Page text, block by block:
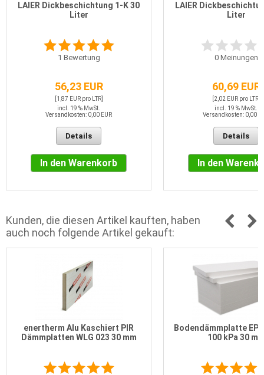
LAIER Dickbeschichtung 1-K 30
Liter
1 Bewertung
56,23 EUR
[1,87 EUR pro LTR]
incl. 19 % MwSt.
Versandkosten: 0,00 EUR
Details
In den Warenkorb
LAIER
Liter
0Meinungen
60,69 EUR
[2,02 EUR pro LTR]
incl. 19 % MwSt.
Versandkosten: 0,00
Details
In den
Kunden, die diesen Artikel kauften, haben
auch noch folgende Artikel gekauft:
enertherm Alu Kaschiert PIR
Dämmplatten WLG 023 30 mm
Bodendämmplatte EPS
100 kPa 30